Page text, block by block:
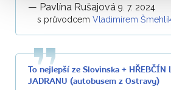
— Pavlína Rušajová 9. 7. 2024
s průvodcem Vladimírem
To nejlepší ze Slovinska + HŘEBČÍN
JADRANU (autobusem z Ostravy)